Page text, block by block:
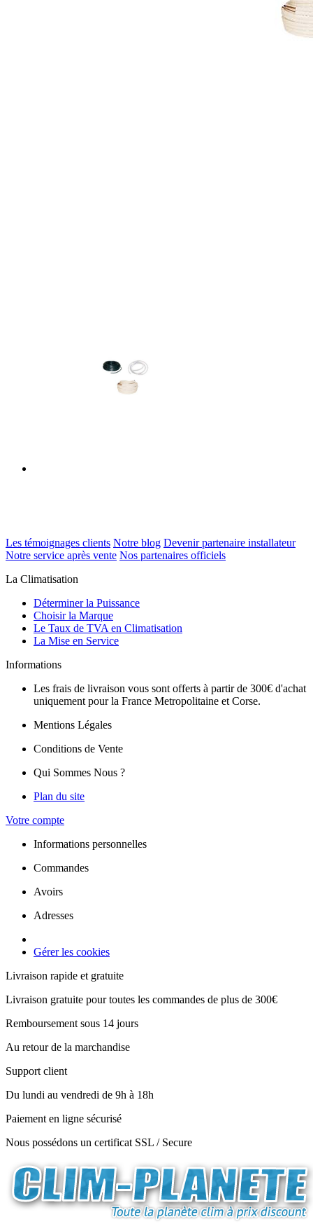
Les témoignages clients Notre blog Devenir partenaire installateur
Notre service après vente Nos partenaires officiels
La Climatisation
Déterminer la Puissance
Choisir la Marque
Le Taux de TVA en Climatisation
La Mise en Service
Informations
Les frais de livraison vous sont offerts à partir de 300€ d'achat
uniquement pour la France Metropolitaine et Corse.
Mentions Légales
Conditions de Vente
Qui Sommes Nous ?
Plan du site
Votre compte
Informations personnelles
Commandes
Avoirs
Adresses
Gérer les cookies
Livraison rapide et gratuite
Livraison gratuite pour toutes les commandes de plus de 300€
Remboursement sous 14 jours
Au retour de la marchandise
Support client
Du lundi au vendredi de 9h à 18h
Paiement en ligne sécurisé
Nous possédons un certificat SSL / Secure